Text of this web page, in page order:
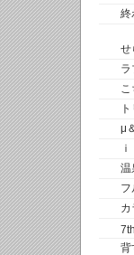
終
せ
ラ
μ
温
フ
カ
背